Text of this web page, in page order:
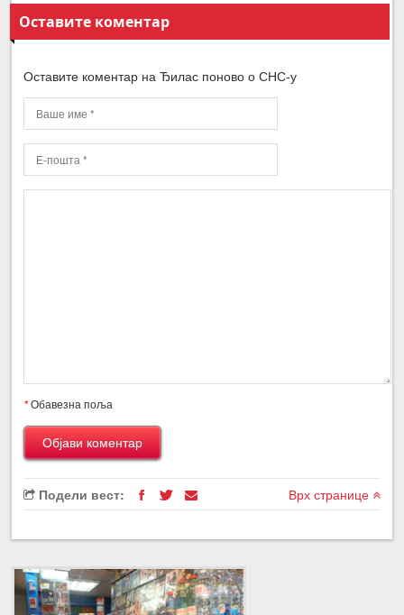
Оставите коментар
Оставите коментар на Ђилас поново о СНС-у
*Обавезна поља
Подели вест: Врх странице